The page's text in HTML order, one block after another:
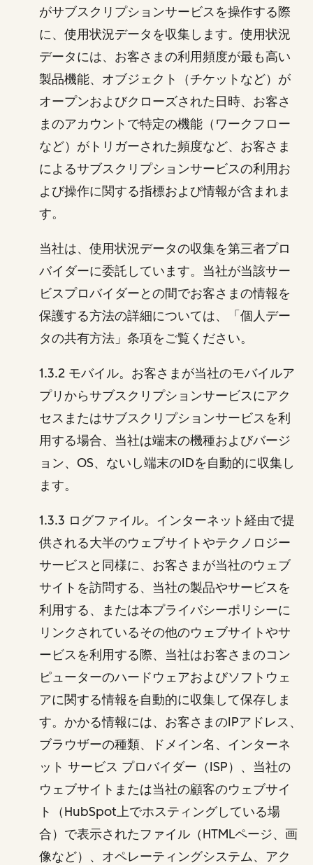
がサブスクリプションサービスを操作する際
に、使用状況データを収集します。使用状況
データには、お客さまの利用頻度が最も高い
製品機能、オブジェクト（チケットなど）が
オープンおよびクローズされた日時、お客さ
まのアカウントで特定の機能（ワークフロー
など）がトリガーされた頻度など、お客さま
によるサブスクリプションサービスの利用お
よび操作に関する指標および情報が含まれま
す。
当社は、使用状況データの収集を第三者プロ
バイダーに委託しています。当社が当該サー
ビスプロバイダーとの間でお客さまの情報を
保護する方法の詳細については、「個人デー
タの共有方法」条項をご覧ください。
1.3.2 モバイル。お客さまが当社のモバイルア
プリからサブスクリプションサービスにアク
セスまたはサブスクリプションサービスを利
用する場合、当社は端末の機種およびバージ
ョン、OS、ないし端末のIDを自動的に収集し
ます。
1.3.3 ログファイル。インターネット経由で提
供される大半のウェブサイトやテクノロジー
サービスと同様に、お客さまが当社のウェブ
サイトを訪問する、当社の製品やサービスを
利用する、または本プライバシーポリシーに
リンクされているその他のウェブサイトやサ
ービスを利用する際、当社はお客さまのコン
ピューターのハードウェアおよびソフトウェ
アに関する情報を自動的に収集して保存しま
す。かかる情報には、お客さまのIPアドレス、
ブラウザーの種類、ドメイン名、インターネ
ット サービス プロバイダー（ISP）、当社の
ウェブサイトまたは当社の顧客のウェブサイ
ト（HubSpot上でホスティングしている場
合）で表示されたファイル（HTMLページ、画
像など）、オペレーティングシステム、アク